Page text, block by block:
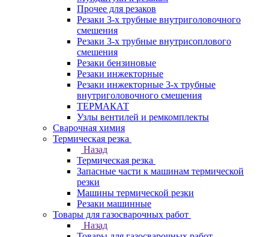
Прочее для резаков
Резаки 3-х трубные внутриголовочного
смешения
Резаки 3-х трубные внутрисоплового
смешения
Резаки бензиновые
Резаки инжекторные
Резаки инжекторные 3-х трубные
внутриголовочного смешения
ТЕРМАКАТ
Узлы вентилей и ремкомплекты
Сварочная химия
Термическая резка
Назад
Термическая резка
Запасные части к машинам термической
резки
Машины термической резки
Резаки машинные
Товары для газосварочных работ
Назад